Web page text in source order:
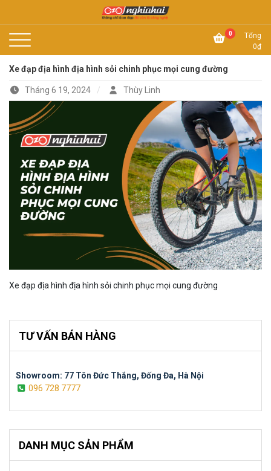
Xe đạp Nhật Nghĩa Hải 0
Tổng
0₫
Xe đạp địa hình địa hình sỏi chinh phục mọi cung đường
Tháng 6 19, 2024 Thùy Linh
Xe đạp địa hình địa hình sỏi chinh phục mọi cung đường
TƯ VẤN BÁN HÀNG
Showroom: 77 Tôn Đức Thắng, Đống Đa, Hà Nội
096 728 7777
DANH MỤC SẢN PHẨM